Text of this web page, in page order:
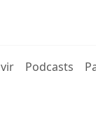
(current)
Podcasts